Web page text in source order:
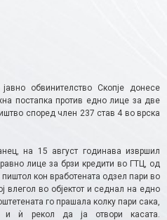
обвинителство Скопје донесе
постапка против едно лице за две
според член 237 став 4 во врска
на 15 август годинава извршил
лице за брзи кредити во ГТЦ, од
кон вработената одзел пари во
влегол во објектот и седнал на едно
го прашала колку пари сака,
и ѝ рекол да ја отвори касата.